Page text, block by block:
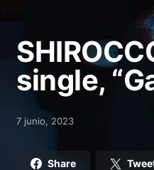
single,
Posted on
7 junio, 2023
Share